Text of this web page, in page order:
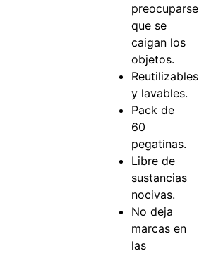
preocuparse
que se
caigan los
objetos.
Reutilizables
y lavables.
Pack de
60
pegatinas.
Libre de
sustancias
nocivas.
No deja
marcas en
las